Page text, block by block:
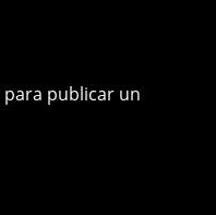
para publicar un